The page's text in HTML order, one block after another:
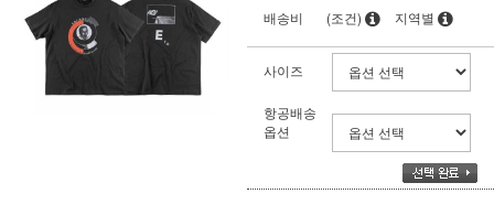
배송비
(조건) 지역별
사이즈
항공배송
옵션